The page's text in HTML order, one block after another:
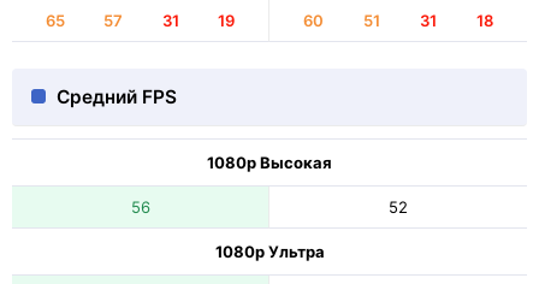
65 57 31 19 60 51 31 18
Средний FPS
1080p Высокая
56 52
1080p Ультра